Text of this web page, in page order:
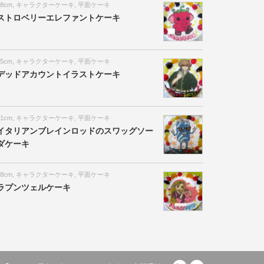
キャラクターケーキ 平面ケーキ
トロベリーエレファントケーキ
キャラクターケーキ 平面ケーキ
ッドアカウントイラストケーキ
キャラクターケーキ 平面ケーキ
タリアンブレインロッドのスワッグソー
ケーキ
キャラクターケーキ 平面ケーキ
プンツェルケーキ